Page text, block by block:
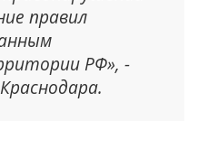
правил
РФ», -